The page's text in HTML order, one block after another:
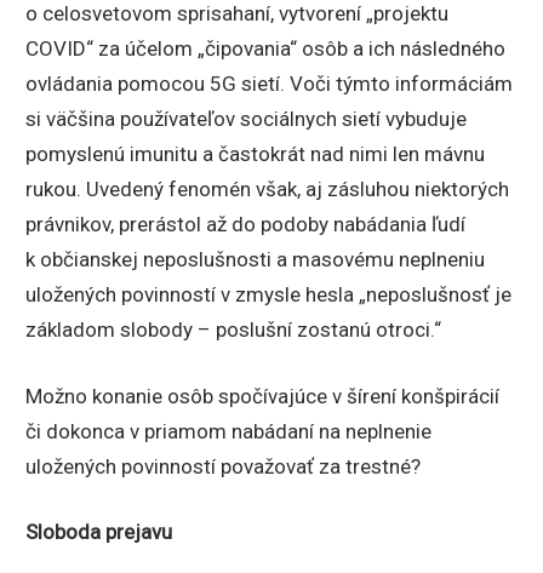
o celosvetovom sprisahaní, vytvorení „projektu
COVID“ za účelom „čipovania“ osôb a ich následného
ovládania pomocou 5G sietí. Voči týmto informáciám
si väčšina používateľov sociálnych sietí vybuduje
pomyslenú imunitu a častokrát nad nimi len mávnu
rukou. Uvedený fenomén však, aj zásluhou niektorých
právnikov, prerástol až do podoby nabádania ľudí
k občianskej neposlušnosti a masovému neplneniu
uložených povinností v zmysle hesla „neposlušnosť je
základom slobody – poslušní zostanú otroci.“
Možno konanie osôb spočívajúce v šírení konšpirácií
či dokonca v priamom nabádaní na neplnenie
uložených povinností považovať za trestné?
Sloboda prejavu